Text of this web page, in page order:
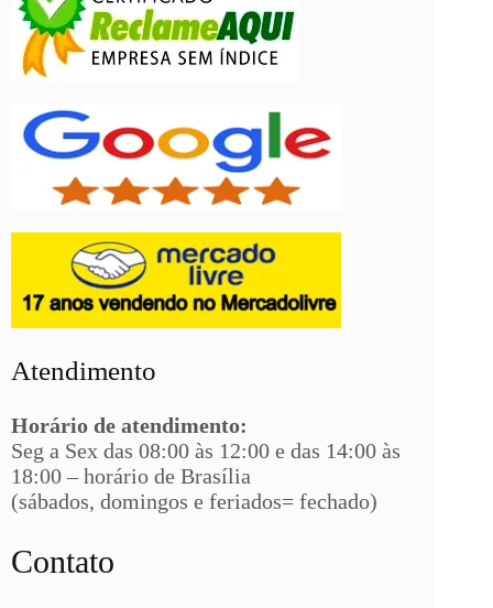
Atendimento
Horário de atendimento:
Seg a Sex das 08:00 às 12:00 e das 14:00 às
18:00 – horário de Brasília
(sábados, domingos e feriados= fechado)
Contato